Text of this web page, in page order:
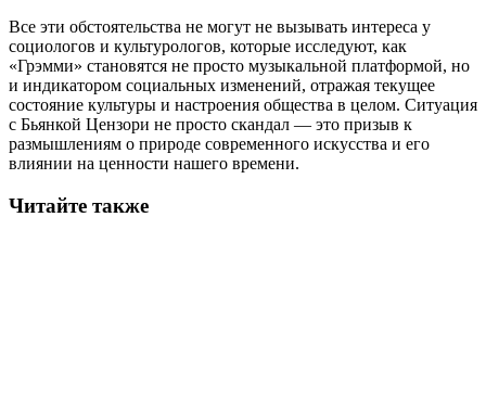
Все эти обстоятельства не могут не вызывать интереса у
социологов и культурологов, которые исследуют, как
«Грэмми» становятся не просто музыкальной платформой, но
и индикатором социальных изменений, отражая текущее
состояние культуры и настроения общества в целом. Ситуация
с Бьянкой Цензори не просто скандал — это призыв к
размышлениям о природе современного искусства и его
влиянии на ценности нашего времени.
Читайте также